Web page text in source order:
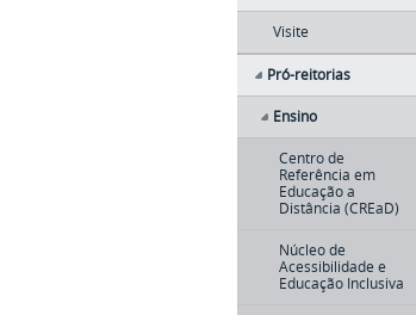
Visite
Pró-reitorias
Ensino
Centro de
Referência em
Educação a
Distância (CREaD)
Núcleo de
Acessibilidade e
Educação Inclusiva